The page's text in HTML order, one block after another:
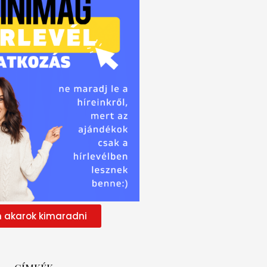
akarok kimaradni